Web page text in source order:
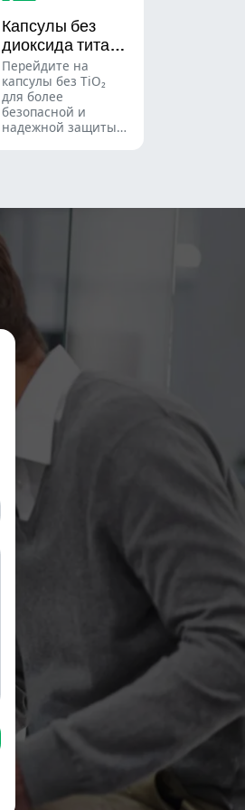
разнообразных
решений для
подсчета твердых
лекарственных
форм.
Капсулы без
диоксида титана
(TiO₂)
Перейдите на
капсулы без TiO₂
для более
безопасной и
надежной защиты